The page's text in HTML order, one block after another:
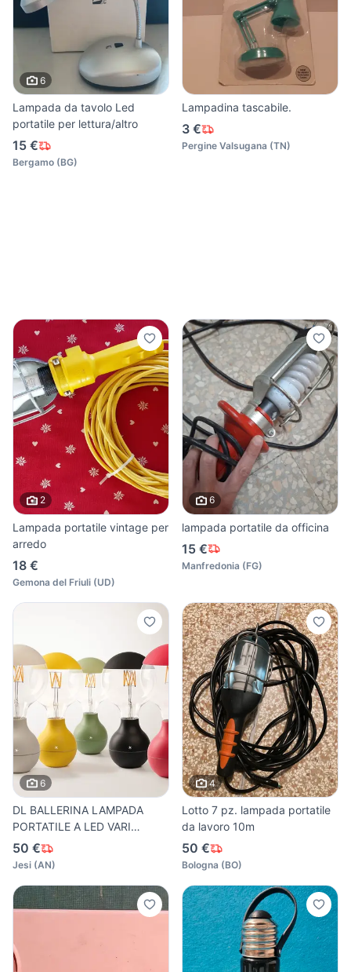
6
Lampada da tavolo Led
portatile per lettura/altro
15 €
Bergamo (BG)
Lampadina tascabile.
3 €
Pergine Valsugana (TN)
2
Lampada portatile vintage per
arredo
18 €
Gemona del Friuli (UD)
6
lampada portatile da officina
15 €
Manfredonia (FG)
6
DL BALLERINA LAMPADA
PORTATILE A LED VARI
COLORI
50 €
Jesi (AN)
4
Lotto 7 pz. lampada portatile
da lavoro 10m
50 €
Bologna (BO)